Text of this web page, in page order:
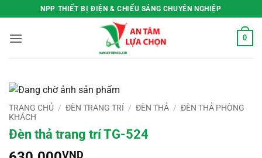
qua
nội
NPP THIẾT BỊ ĐIỆN & CHIẾU SÁNG CHUYÊN NGHIỆP
0
TRANG CHỦ / ĐÈN TRANG TRÍ / ĐÈN THẢ / ĐÈN THẢ PHÒNG
KHÁCH
Đèn thả trang trí TG-524
VND